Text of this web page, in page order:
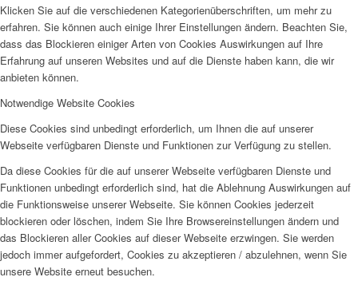
Klicken Sie auf die verschiedenen Kategorienüberschriften, um mehr zu
erfahren. Sie können auch einige Ihrer Einstellungen ändern. Beachten Sie,
dass das Blockieren einiger Arten von Cookies Auswirkungen auf Ihre
Erfahrung auf unseren Websites und auf die Dienste haben kann, die wir
anbieten können.
Notwendige Website Cookies
Diese Cookies sind unbedingt erforderlich, um Ihnen die auf unserer
Webseite verfügbaren Dienste und Funktionen zur Verfügung zu stellen.
Da diese Cookies für die auf unserer Webseite verfügbaren Dienste und
Funktionen unbedingt erforderlich sind, hat die Ablehnung Auswirkungen auf
die Funktionsweise unserer Webseite. Sie können Cookies jederzeit
blockieren oder löschen, indem Sie Ihre Browsereinstellungen ändern und
das Blockieren aller Cookies auf dieser Webseite erzwingen. Sie werden
jedoch immer aufgefordert, Cookies zu akzeptieren / abzulehnen, wenn Sie
unsere Website erneut besuchen.